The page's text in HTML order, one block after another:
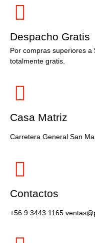
Despacho Gratis
Por compras superiores
totalmente gratis.
Casa Matriz
Carretera General San
Contactos
+56 9 3443 1165